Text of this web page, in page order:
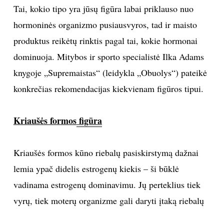
KINAS
MUZIKA
TEATRAS
FOTOGRAFIJA
MENAS
ORAI
Tai, kokio tipo yra jūsų figūra labai priklauso nuo
hormoninės organizmo pusiausvyros, tad ir maisto
produktus reikėtų rinktis pagal tai, kokie hormonai
dominuoja. Mitybos ir sporto specialistė Ilka Adams
knygoje „Supremaistas“ (leidykla „Obuolys“) pateikė
konkrečias rekomendacijas kiekvienam figūros tipui.
Kriaušės formosfigūra
Kriaušės formos kūno riebalų pasiskirstymą dažnai
lemia ypač didelis estrogenų kiekis – ši būklė
vadinama estrogenų dominavimu. Jų perteklius tiek
vyrų, tiek moterų organizme gali daryti įtaką riebalų